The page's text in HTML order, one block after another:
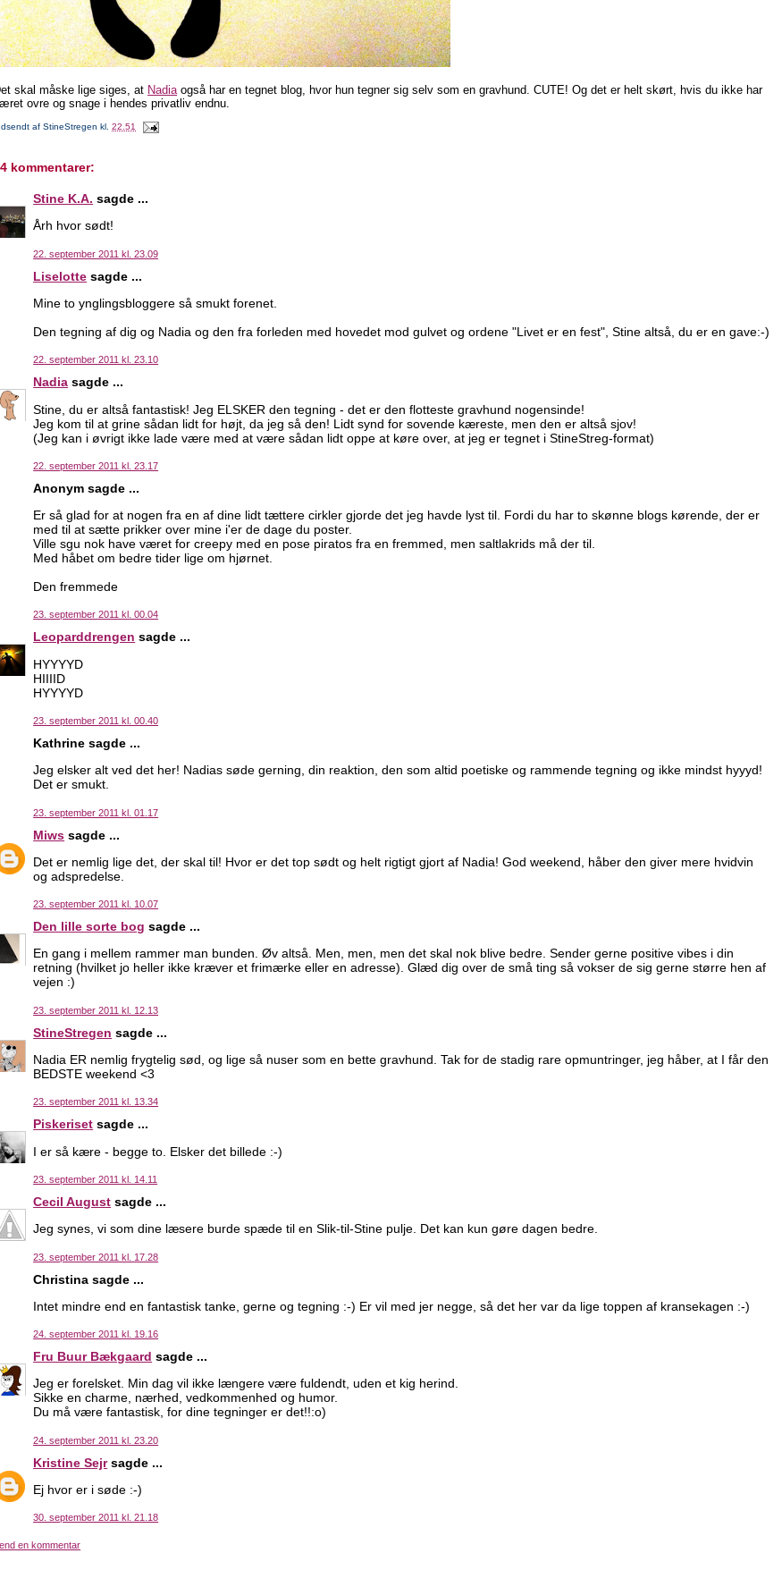
skal måske lige siges, at Nadiaogså har en tegnet blog, hvor hun tegner sig selv som en gravhund. CUTE! Og det er helt skørt, hvis du ikke har
ovre og snage i hendes privatliv endnu.
afStineStregen kl.22.51
kommentarer:
Stine K.A. sagde ...
Årh hvor sødt!
22. september 2011 kl. 23.09
Liselotte sagde ...
Mine to ynglingsbloggere så smukt forenet.
Den tegning af dig og Nadia og den fra forleden med hovedet mod gulvet og ordene "Livet er en fest", Stine altså, du er en gave:-)
22. september 2011 kl. 23.10
Nadia sagde ...
Stine, du er altså fantastisk! Jeg ELSKER den tegning - det er den flotteste gravhund nogensinde!
Jeg kom til at grine sådan lidt for højt, da jeg så den! Lidt synd for sovende kæreste, men den er altså sjov!
(Jeg kan i øvrigt ikke lade være med at være sådan lidt oppe at køre over, at jeg er tegnet i StineStreg-format)
22. september 2011 kl. 23.17
Anonym sagde ...
Er så glad for at nogen fra en af dine lidt tættere cirkler gjorde det jeg havde lyst til. Fordi du har to skønne blogs kørende, der er
med til at sætte prikker over mine i'er de dage du poster.
Ville sgu nok have været for creepy med en pose piratos fra en fremmed, men saltlakrids må der til.
Med håbet om bedre tider lige om hjørnet.
Den fremmede
23. september 2011 kl. 00.04
Leoparddrengen sagde ...
HYYYYD
HIIIID
HYYYYD
23. september 2011 kl. 00.40
Kathrine sagde ...
Jeg elsker alt ved det her! Nadias søde gerning, din reaktion, den som altid poetiske og rammende tegning og ikke mindst hyyyd!
Det er smukt.
23. september 2011 kl. 01.17
Miws sagde ...
Det er nemlig lige det, der skal til! Hvor er det top sødt og helt rigtigt gjort af Nadia! God weekend, håber den giver mere hvidvin
og adspredelse.
23. september 2011 kl. 10.07
Den lille sorte bog sagde ...
En gang i mellem rammer man bunden. Øv altså. Men, men, men det skal nok blive bedre. Sender gerne positive vibes i din
retning (hvilket jo heller ikke kræver et frimærke eller en adresse). Glæd dig over de små ting så vokser de sig gerne større hen af
vejen :)
23. september 2011 kl. 12.13
StineStregen sagde ...
Nadia ER nemlig frygtelig sød, og lige så nuser som en bette gravhund. Tak for de stadig rare opmuntringer, jeg håber, at I får den
BEDSTE weekend <3
23. september 2011 kl. 13.34
Piskeriset sagde ...
I er så kære - begge to. Elsker det billede :-)
23. september 2011 kl. 14.11
Cecil August sagde ...
Jeg synes, vi som dine læsere burde spæde til en Slik-til-Stine pulje. Det kan kun gøre dagen bedre.
23. september 2011 kl. 17.28
Christina sagde ...
Intet mindre end en fantastisk tanke, gerne og tegning :-) Er vil med jer negge, så det her var da lige toppen af kransekagen :-)
24. september 2011 kl. 19.16
Fru Buur Bækgaard sagde ...
Jeg er forelsket. Min dag vil ikke længere være fuldendt, uden et kig herind.
Sikke en charme, nærhed, vedkommenhed og humor.
Du må være fantastisk, for dine tegninger er det!!:o)
24. september 2011 kl. 23.20
Kristine Sejrsagde ...
Ej hvor er i søde :-)
30. september 2011 kl. 21.18
en kommentar